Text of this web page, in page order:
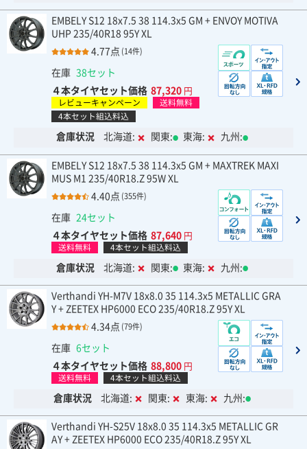
EMBELY S12 18x7.5 38 114.3x5 GM + ENVOY MOTIVA
UHP 235/40R18 95Y XL
4.77点 (14件)
在庫 38セット
４本タイヤセット価格 87,320 円
レビューキャンペーン
送料無料
4本セット組込料込
倉庫状況 北海道: 関東: 東海: 九州:
EMBELY S12 18x7.5 38 114.3x5 GM + MAXTREK MAXI
MUS M1 235/40R18.Z 95W XL
4.40点 (355件)
在庫 24セット
４本タイヤセット価格 87,640 円
送料無料 4本セット組込料込
倉庫状況 北海道: 関東: 東海: 九州:
Verthandi YH-M7V 18x8.0 35 114.3x5 METALLIC GRA
Y + ZEETEX HP6000 ECO 235/40R18.Z 95Y XL
4.34点 (79件)
在庫 6セット
４本タイヤセット価格 88,800 円
送料無料 4本セット組込料込
倉庫状況 北海道: 関東: 東海: 九州:
Verthandi YH-S25V 18x8.0 35 114.3x5 METALLIC GR
AY + ZEETEX HP6000 ECO 235/40R18.Z 95Y XL